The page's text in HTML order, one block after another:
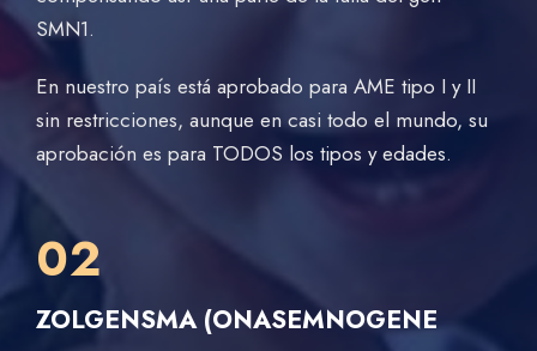
SMN1.
En nuestro país está aprobado para AME tipo I y II
sin restricciones, aunque en casi todo el mundo, su
aprobación es para TODOS los tipos y edades.
02
ZOLGENSMA (ONASEMNOGENE